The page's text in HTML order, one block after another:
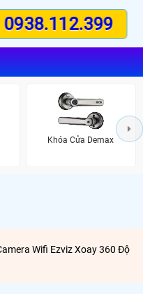
0938.112.399
Khóa Cửa Demax
Wifi Ezviz Xoay 360 Độ